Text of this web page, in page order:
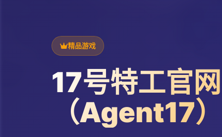
精品游戏
17号特工官网
（Agent17